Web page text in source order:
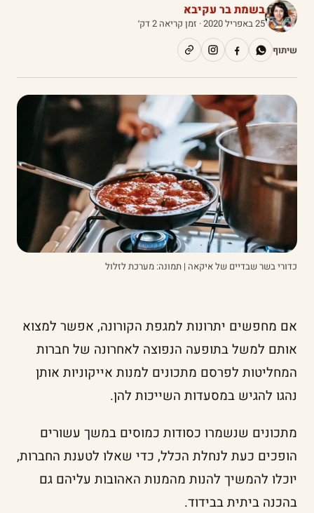
בשמת בר עקיבא
25 באפריל 2020
· זמן קריאה 2 דק׳
שיתוף
כדורי בשר שבדיים של איקאה | תמונה: מערכת לזלול
אם מחפשים יתרונות למגפת הקורונה, אפשר למצוא
אותם למשל בתופעה הנפוצה לאחרונה של חברות
המחליטות לפרסם מתכונים למנות אייקוניות אותן
נהגו להגיש במסעדות השייכות להן.
מתכונים שנשמרו כסודות כמוסים במשך עשורים
הופכים כעת לנחלת הכלל, כדי שאלו לטענת החברות,
יוכלו להמשיך להנות מהמנות האהובות עליהם גם
בהכנה ביתית בבידוד.